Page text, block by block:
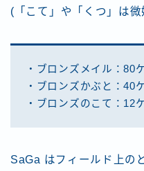
(「こて」や「くつ」は微
・ブロンズメイル：80
・ブロンズかぶと：40
・ブロンズのこて：12
SaGa はフィールド上の